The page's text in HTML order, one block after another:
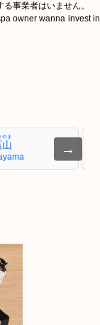
事業者はいません。
owner wanna invest in
山
やま
→